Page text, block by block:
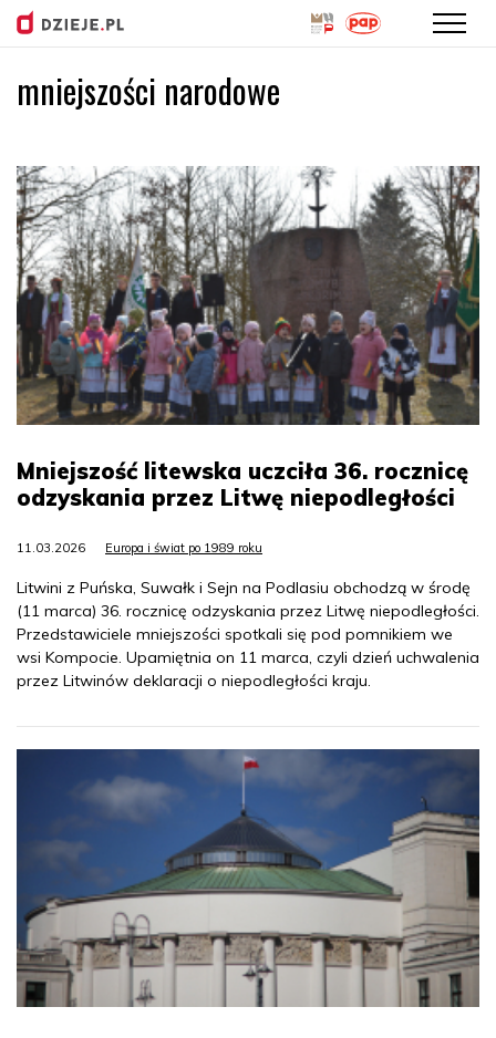
Przejdź
do
mniejszości narodowe
Mniejszość litewska uczciła 36. rocznicę
odzyskania przez Litwę niepodległości
11.03.2026 Europa i świat po 1989 roku
Litwini z Puńska, Suwałk i Sejn na Podlasiu obchodzą w środę
(11 marca) 36. rocznicę odzyskania przez Litwę niepodległości.
Przedstawiciele mniejszości spotkali się pod pomnikiem we
wsi Kompocie. Upamiętnia on 11 marca, czyli dzień uchwalenia
przez Litwinów deklaracji o niepodległości kraju.